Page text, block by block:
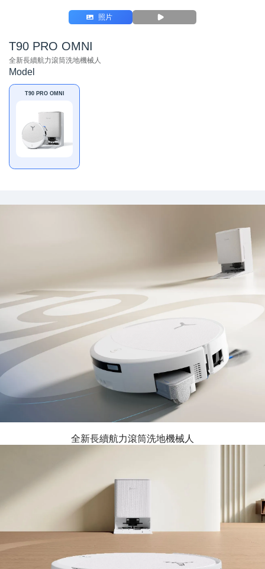
照片
T90 PRO OMNI
全新長續航力滾筒洗地機械人
Model
T90 PRO OMNI
全新長續航力滾筒洗地機械人